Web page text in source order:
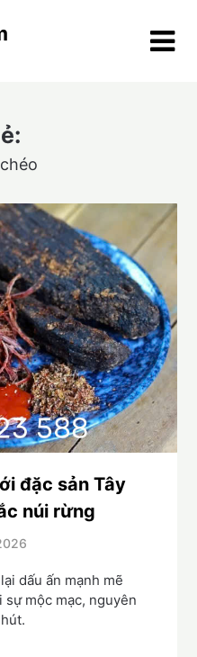
đặc sản Tây
núi rừng
dấu ấn mạnh mẽ
mộc mạc, nguyên